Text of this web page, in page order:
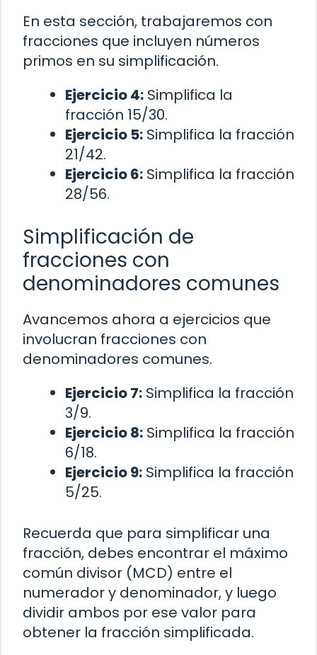
En esta sección, trabajaremos con
fracciones que incluyen números
primos en su simplificación.
Ejercicio 4: Simplifica la
fracción 15/30.
Ejercicio 5: Simplifica la fracción
21/42.
Ejercicio 6: Simplifica la fracción
28/56.
Simplificación de
fracciones con
denominadores comunes
Avancemos ahora a ejercicios que
involucran fracciones con
denominadores comunes.
Ejercicio 7: Simplifica la fracción
3/9.
Ejercicio 8: Simplifica la fracción
6/18.
Ejercicio 9: Simplifica la fracción
5/25.
Recuerda que para simplificar una
fracción, debes encontrar el máximo
común divisor (MCD) entre el
numerador y denominador, y luego
dividir ambos por ese valor para
obtener la fracción simplificada.